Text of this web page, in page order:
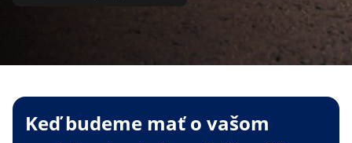
Keď budeme mať o vašom